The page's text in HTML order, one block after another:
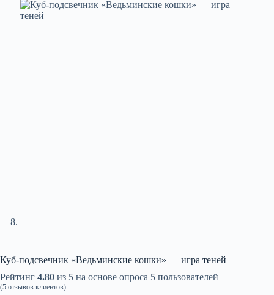
Куб-подсвечник «Ведьминские кошки» — игра теней
Рейтинг 4.80 из 5 на основе опроса 5 пользователей
(5 отзывов клиентов)